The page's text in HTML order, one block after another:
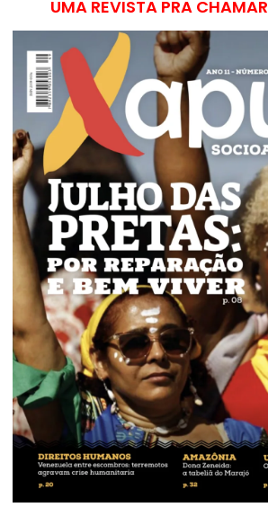
UMA REVISTA PRA